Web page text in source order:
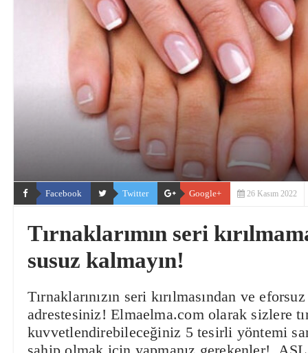
Facebook Twitter Google+ 26 Kasım 2022
Tırnaklarımın seri
susuz kalmayın!
Tırnaklarınızın seri kırılmasından ve
adrestesiniz! Elmaelma.com olarak sizlere
kuvvetlendirebileceğiniz 5 tesirli yöntemi